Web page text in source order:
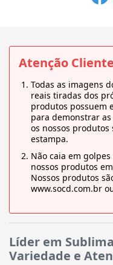
Atenção
Todas as imagens
reais tiradas dos
produtos possuem
para demonstrar
os nossos produtos
estampa.
Não caia em
nossos produtos
Nossos produtos
www.socd.com.br
Líder em
Variedade e